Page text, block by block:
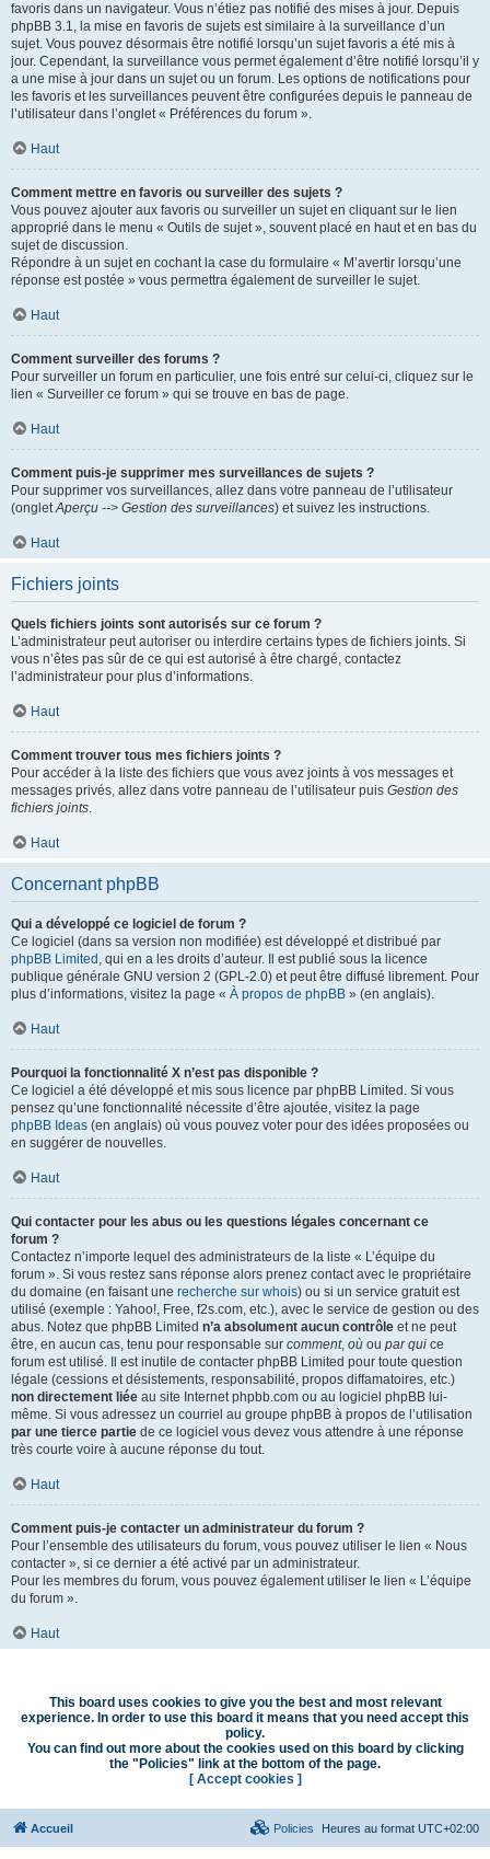
favoris dans un navigateur. Vous n’étiez pas notifié des mises à jour. Depuis
phpBB 3.1, la mise en favoris de sujets est similaire à la surveillance d’un
sujet. Vous pouvez désormais être notifié lorsqu’un sujet favoris a été mis à
jour. Cependant, la surveillance vous permet également d’être notifié lorsqu’il y
a une mise à jour dans un sujet ou un forum. Les options de notifications pour
les favoris et les surveillances peuvent être configurées depuis le panneau de
l’utilisateur dans l’onglet « Préférences du forum ».
Haut
Comment mettre en favoris ou surveiller des sujets ?
Vous pouvez ajouter aux favoris ou surveiller un sujet en cliquant sur le lien
approprié dans le menu « Outils de sujet », souvent placé en haut et en bas du
sujet de discussion.
Répondre à un sujet en cochant la case du formulaire « M’avertir lorsqu’une
réponse est postée » vous permettra également de surveiller le sujet.
Haut
Comment surveiller des forums ?
Pour surveiller un forum en particulier, une fois entré sur celui-ci, cliquez sur le
lien « Surveiller ce forum » qui se trouve en bas de page.
Haut
Comment puis-je supprimer mes surveillances de sujets ?
Pour supprimer vos surveillances, allez dans votre panneau de l’utilisateur
(ongletAperçu --> Gestion des surveillances) et suivez les instructions.
Haut
Fichiers joints
Quels fichiers joints sont autorisés sur ce forum ?
L’administrateur peut autoriser ou interdire certains types de fichiers joints. Si
vous n’êtes pas sûr de ce qui est autorisé à être chargé, contactez
l’administrateur pour plus d’informations.
Haut
Comment trouver tous mes fichiers joints ?
Pour accéder à la liste des fichiers que vous avez joints à vos messages et
messages privés, allez dans votre panneau de l’utilisateur puis Gestion des
fichiers joints.
Haut
Concernant phpBB
Qui a développé ce logiciel de forum ?
Ce logiciel (dans sa version non modifiée) est développé et distribué par
phpBB Limited , qui en a les droits d’auteur. Il est publié sous la licence
publique générale GNU version 2 (GPL-2.0) et peut être diffusé librement. Pour
plus d’informations, visitez la page « À propos de phpBB » (en anglais).
Haut
Pourquoi la fonctionnalité X n’est pas disponible ?
Ce logiciel a été développé et mis sous licence par phpBB Limited. Si vous
pensez qu’une fonctionnalité nécessite d’être ajoutée, visitez la page
phpBB Ideas (en anglais) où vous pouvez voter pour des idées proposées ou
en suggérer de nouvelles.
Haut
Qui contacter pour les abus ou les questions légales concernant ce
forum ?
Contactez n’importe lequel des administrateurs de la liste « L’équipe du
forum ». Si vous restez sans réponse alors prenez contact avec le propriétaire
du domaine (en faisant une recherche sur whois) ou si un service gratuit est
utilisé (exemple : Yahoo!, Free, f2s.com, etc.), avec le service de gestion ou des
abus. Notez que phpBB Limited n’a absolument aucun contrôle et ne peut
être, en aucun cas, tenu pour responsable sur comment, où ou par qui ce
forum est utilisé. Il est inutile de contacter phpBB Limited pour toute question
légale (cessions et désistements, responsabilité, propos diffamatoires, etc.)
non directement liée au site Internet phpbb.com ou au logiciel phpBB lui-
même. Si vous adressez un courriel au groupe phpBB à propos de l’utilisation
par une tierce partie de ce logiciel vous devez vous attendre à une réponse
très courte voire à aucune réponse du tout.
Haut
Comment puis-je contacter un administrateur du forum ?
Pour l’ensemble des utilisateurs du forum, vous pouvez utiliser le lien « Nous
contacter », si ce dernier a été activé par un administrateur.
Pour les membres du forum, vous pouvez également utiliser le lien « L’équipe
du forum ».
Haut
This board uses cookies to give you the best and most relevant
experience. In order to use this board it means that you need accept this
policy.
You can find out more about the cookies used on this board by clicking
the "Policies" link at the bottom of the page.
[ Accept cookies ]
Accueil Heures au format UTC+02:00
Policies